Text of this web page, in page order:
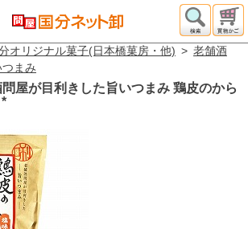
オリジナル菓子(日本橋菓房・他) > 老舗酒
まみ
屋が目利きした旨いつまみ 鶏皮のから
*